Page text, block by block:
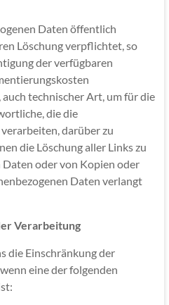
Daten öffentlich
Löschung verpflichtet, so
der verfügbaren
technischer Art, um für die
die die
darüber zu
die Löschung aller Links zu
oder von Kopien oder
Daten verlangt
Verarbeitung
die Einschränkung der
eine der folgenden